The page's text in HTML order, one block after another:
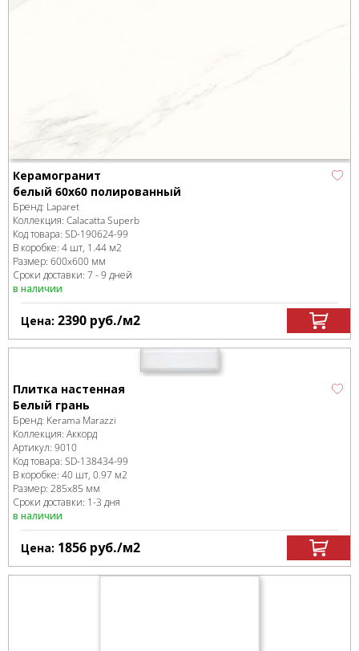
Керамогранит
белый 60x60 полированный
Бренд: Laparet
Коллекция: Calacatta Superb
Код товара: SD-190624-99
В коробке: 4 шт, 1.44 м2
Размер: 600x600 мм
Сроки доставки: 7 - 9 дней
в наличии
Цена: 2390 руб./м2
Плитка настенная
Белый грань
Бренд: Kerama Marazzi
Коллекция: Аккорд
Артикул: 9010
Код товара: SD-138434-99
В коробке: 40 шт, 0.97 м2
Размер: 285x85 мм
Сроки доставки: 1-3 дня
в наличии
Цена: 1856 руб./м2